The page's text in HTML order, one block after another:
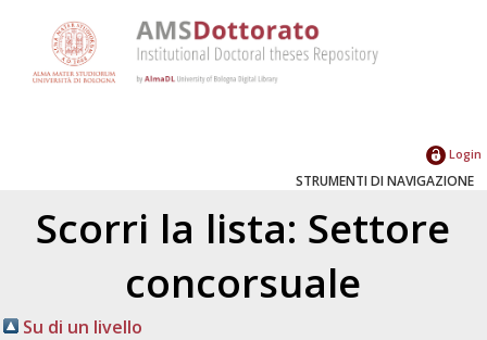
Login
STRUMENTI DI NAVIGAZIONE
Scorri la lista: Settore
concorsuale
Su di un livello